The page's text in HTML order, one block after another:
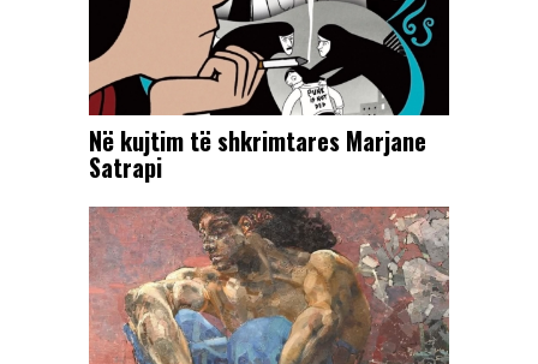
Në kujtim të shkrimtares Marjane
Satrapi